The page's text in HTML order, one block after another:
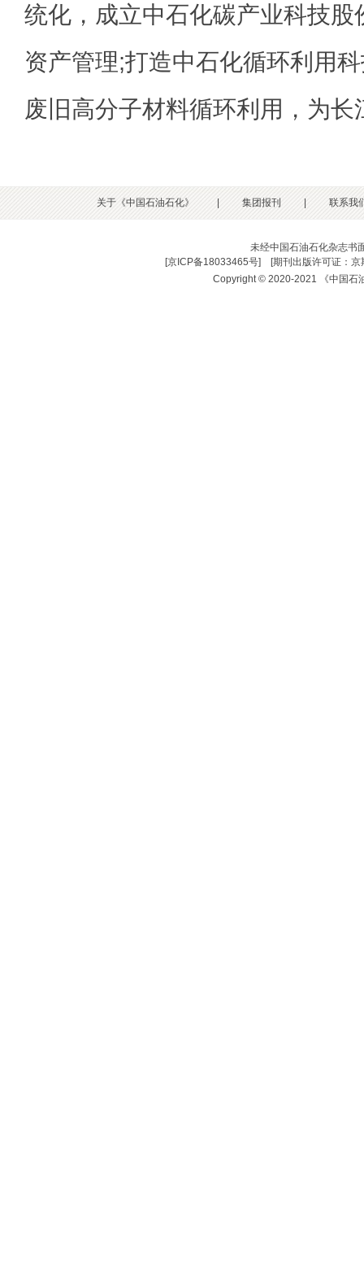
统化，成立中石化碳产业科技股
资产管理;打造中石化循环利用
废旧高分子材料循环利用，为
关于《中国石油石化》 | 集团报刊 | 联系我
未经中国石油石化杂志书
[京ICP备18033465号] [期刊出版许可证：
Copyright © 2020-2021 《中国石